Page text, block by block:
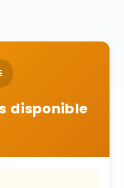
disponible